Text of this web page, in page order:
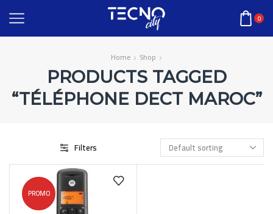
0
Home Shop
PRODUCTS TAGGED
“TÉLÉPHONE DECT MAROC”
Filters
PROMO